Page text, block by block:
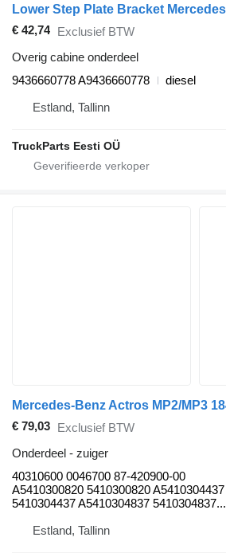
€ 42,74 Exclusief BTW
Overig cabine onderdeel
9436660778 A9436660778
diesel
Estland, Tallinn
TruckParts Eesti OÜ
€ 79,03 Exclusief BTW
Onderdeel - zuiger
40310600 0046700 87-420900-00
A5410300820 5410300820 A5410304437
5410304437 A5410304837 5410304837...
Estland, Tallinn